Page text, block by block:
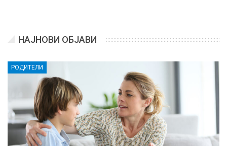
НАЈНОВИ ОБЈАВИ
РОДИТЕЛИ